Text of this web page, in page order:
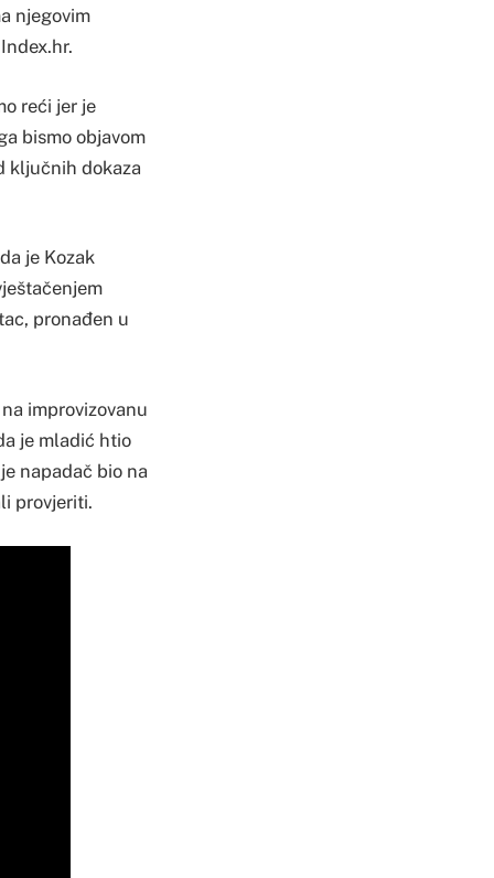
njegovim
reći jer je
bismo objavom
ključnih dokaza
je Kozak
pronađen u
improvizovanu
je mladić htio
napadač bio na
provjeriti.